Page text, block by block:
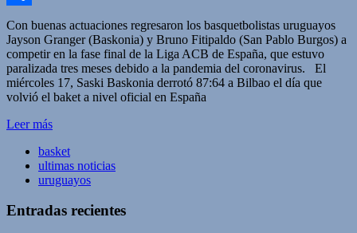
Compartir
Con buenas actuaciones regresaron los basquetbolistas uruguayos
Jayson Granger (Baskonia) y Bruno Fitipaldo (San Pablo Burgos) a
competir en la fase final de la Liga ACB de España, que estuvo
paralizada tres meses debido a la pandemia del coronavirus. El
miércoles 17, Saski Baskonia derrotó 87:64 a Bilbao el día que
volvió el baket a nivel oficial en España
Leer más
basket
ultimas noticias
uruguayos
Entradas recientes